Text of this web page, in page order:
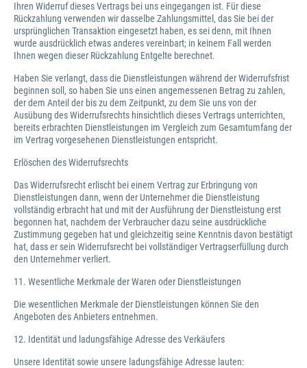
Ihren Widerruf dieses Vertrags bei uns eingegangen ist. Für diese
Rückzahlung verwenden wir dasselbe Zahlungsmittel, das Sie bei der
ursprünglichen Transaktion eingesetzt haben, es sei denn, mit Ihnen
wurde ausdrücklich etwas anderes vereinbart; in keinem Fall werden
Ihnen wegen dieser Rückzahlung Entgelte berechnet.
Haben Sie verlangt, dass die Dienstleistungen während der Widerrufsfrist
beginnen soll, so haben Sie uns einen angemessenen Betrag zu zahlen,
der dem Anteil der bis zu dem Zeitpunkt, zu dem Sie uns von der
Ausübung des Widerrufsrechts hinsichtlich dieses Vertrags unterrichten,
bereits erbrachten Dienstleistungen im Vergleich zum Gesamtumfang der
im Vertrag vorgesehenen Dienstleistungen entspricht.
Erlöschen des Widerrufsrechts
Das Widerrufsrecht erlischt bei einem Vertrag zur Erbringung von
Dienstleistungen dann, wenn der Unternehmer die Dienstleistung
vollständig erbracht hat und mit der Ausführung der Dienstleistung erst
begonnen hat, nachdem der Verbraucher dazu seine ausdrückliche
Zustimmung gegeben hat und gleichzeitig seine Kenntnis davon bestätigt
hat, dass er sein Widerrufsrecht bei vollständiger Vertragserfüllung durch
den Unternehmer verliert.
11. Wesentliche Merkmale der Waren oder Dienstleistungen
Die wesentlichen Merkmale der Dienstleistungen können Sie den
Angeboten des Anbieters entnehmen.
12. Identität und ladungsfähige Adresse des Verkäufers
Unsere Identität sowie unsere ladungsfähige Adresse lauten: